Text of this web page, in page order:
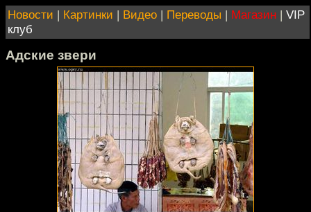
Новости | Картинки | Видео | Переводы | Магазин | VIP
клуб
Адские звери